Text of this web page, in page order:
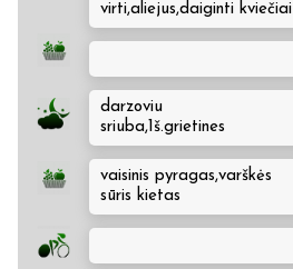
virti,aliejus,daiginti kviečiai
darzoviu
sriuba,1š.grietines
vaisinis pyragas,varškės
sūris kietas